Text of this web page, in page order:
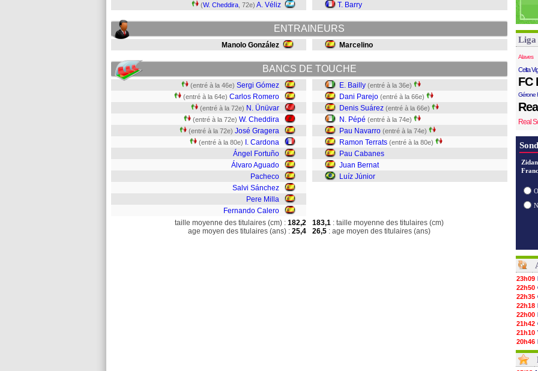
(W. Cheddira , 72e) A. Véliz T. Barry
ENTRAINEURS
Manolo González Marcelino
BANCS DE TOUCHE
(entré à la 46e) Sergi Gómez
(entré à la 64e) Carlos Romero
(entré à la 72e) N. Ünüvar
(entré à la 72e) W. Cheddira
(entré à la 72e) José Gragera
(entré à la 80e)
I. Cardona
Ángel Fortuño
Álvaro Aguado
Pacheco
Salvi Sánchez
Pere Milla
Fernando Calero
E. Bailly (entré à la 36e)
Dani Parejo (entré à la 66e)
Denis Suárez (entré à la 66e)
N. Pépé (entré à la 74e)
Pau Navarro (entré à la 74e)
Ramon Terrats (entré à la 80e)
Pau Cabanes
Juan Bernat
Luíz Júnior
taille moyenne des titulaires (cm) : 182,2
age moyen des titulaires (ans) : 25,4
183,1 : taille moyenne des titulaires (cm)
26,5 : age moyen des titulaires (ans)
Liga
Alaves
Celta
FC
Gérone
Real
23h09
22h50
22h35
22h18
22h00
21h42
21h10
20h46
20h30
20h01
19h18